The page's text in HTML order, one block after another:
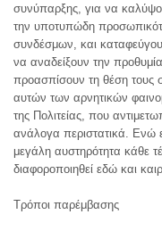
συνύπαρξης, για να
την υποτυπώδη
συνδέσμων, και
να αναδείξουν την
προασπίσουν τη θέση τους
αυτών των αρνητικών
της Πολιτείας, που
ανάλογα περιστατικά. Ενώ
μεγάλη αυστηρότητα κάθε
διαφοροποιηθεί εδώ και
Τρόποι παρέμβασης